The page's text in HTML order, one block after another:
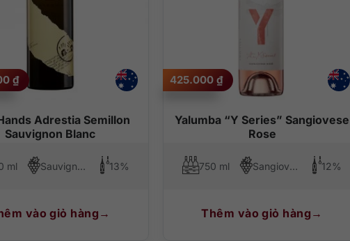
Adrestia Semillon
Sauvignon Blanc
₫
ml Sauvignon Blanc, Semillon 13%
vào giỏ hàng
Yalumba “Y Series” Sangiovese
Rose
425.000 ₫
750 ml Sangiovese 12%
Thêm vào giỏ hàng